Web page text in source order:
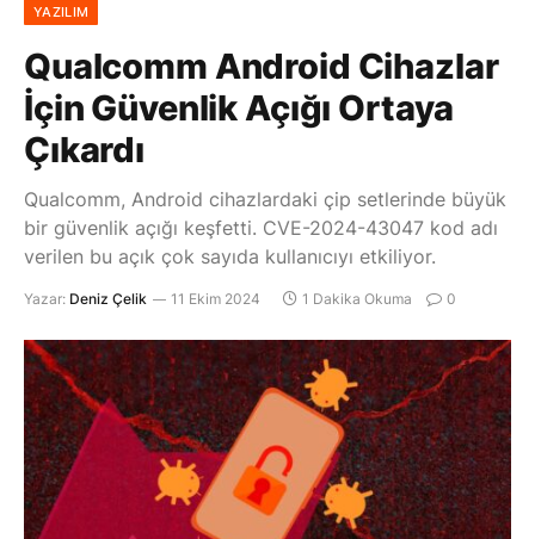
YAZILIM
Qualcomm Android Cihazlar
İçin Güvenlik Açığı Ortaya
Çıkardı
Qualcomm, Android cihazlardaki çip setlerinde büyük
bir güvenlik açığı keşfetti. CVE-2024-43047 kod adı
verilen bu açık çok sayıda kullanıcıyı etkiliyor.
Yazar: Deniz Çelik 11 Ekim 2024 1 Dakika Okuma 0